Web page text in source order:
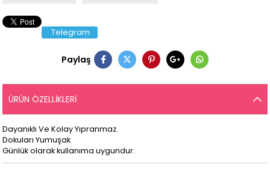
Telegram
Paylaş
ÜRÜN ÖZELLIKLERI
Dayanıklı Ve Kolay Yıpranmaz.
Dokuları Yumuşak
Günlük olarak kullanıma uygundur.